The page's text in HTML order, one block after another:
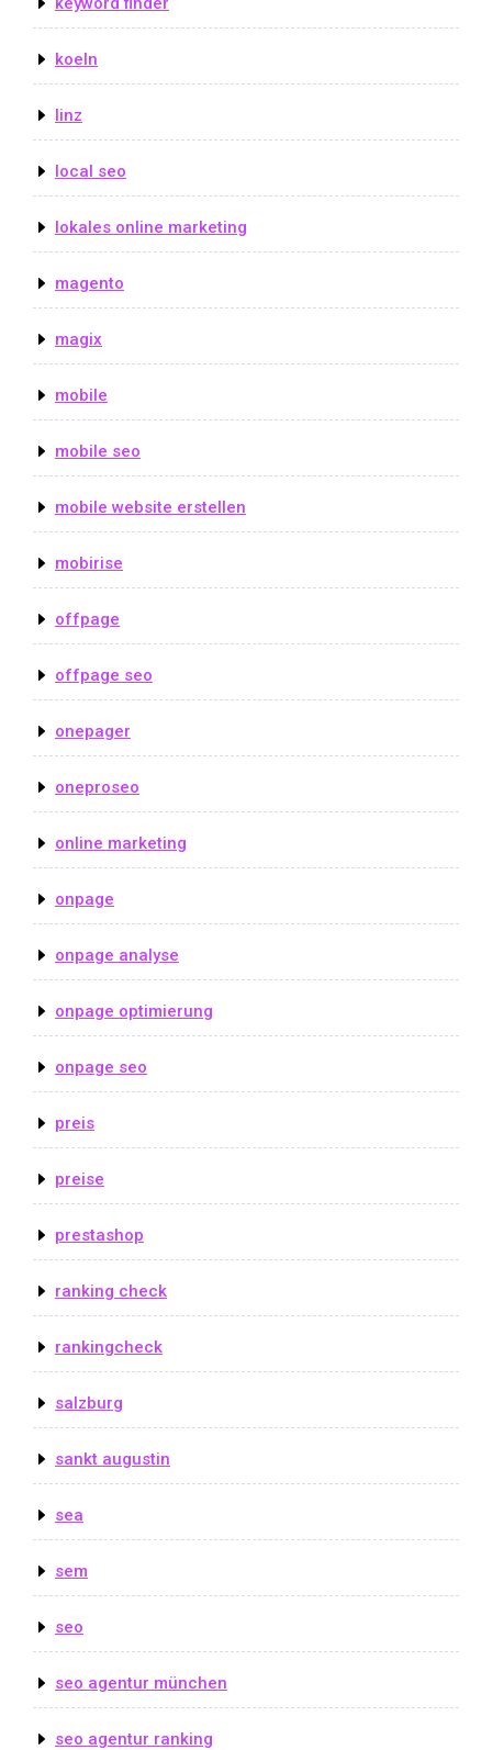
koeln
linz
local seo
lokales online marketing
magento
magix
mobile
mobile seo
mobile website erstellen
mobirise
offpage
offpage seo
onepager
oneproseo
online marketing
onpage
onpage analyse
onpage optimierung
onpage seo
preis
preise
prestashop
ranking check
rankingcheck
salzburg
sankt augustin
sea
sem
seo
seo agentur münchen
seo agentur ranking